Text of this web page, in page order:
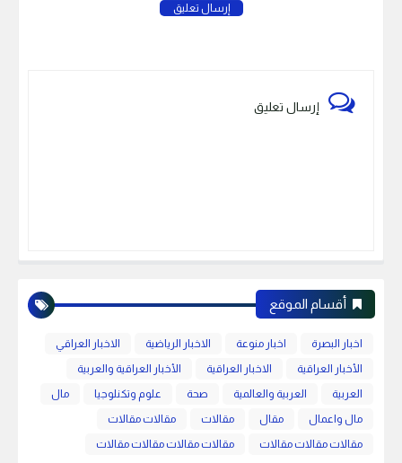
إرسال تعليق
إرسال تعليق
أقسام الموقع
اخبار البصرة اخبار منوعة الاخبار الرياضية
الاخبار العراقي
الأخبار العراقية
الاخبار العراقية
الأخبار العراقية والعربية
العربية
العربية والعالمية صحة علوم وتكنلوجيا
مال
مال واعمال
مقال مقالات
مقالات مقالات
مقالات مقالات مقالات
مقالات مقالات مقالات مقالات